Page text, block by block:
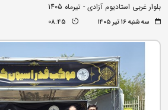
بلوار غربی استادیوم آزادی - تیرماه 1405
سه شنبه ۱۶ تیر ۱۴۰۵ 08:45